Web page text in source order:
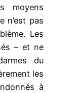
moyens
n’est pas
Les
– et ne
du
les
à